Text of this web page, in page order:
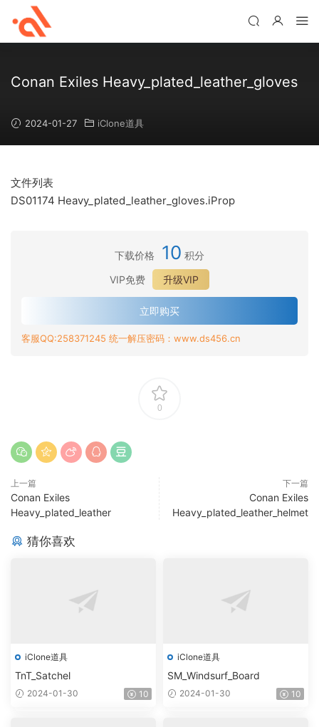
Conan Exiles Heavy_plated_leather_gloves
2024-01-27 iClone道具
文件列表
DS01174 Heavy_plated_leather_gloves.iProp
下载价格 10 积分
VIP免费
升级VIP
立即购买
客服QQ:258371245 统一解压密码：www.ds456.cn
0
上一篇
Conan Exiles
Heavy_plated_leather
下一篇
Conan Exiles
Heavy_plated_leather_helmet
猜你喜欢
iClone道具
TnT_Satchel
2024-01-30 10
iClone道具
SM_Windsurf_Board
2024-01-30 10